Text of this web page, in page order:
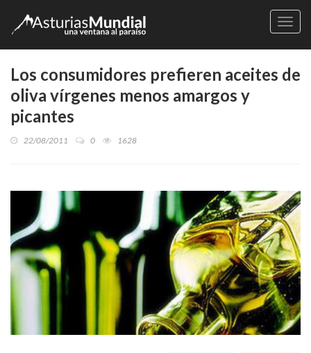
Los consumidores prefieren aceites de
oliva vírgenes menos amargos y
picantes
22/08/2011 0 1628